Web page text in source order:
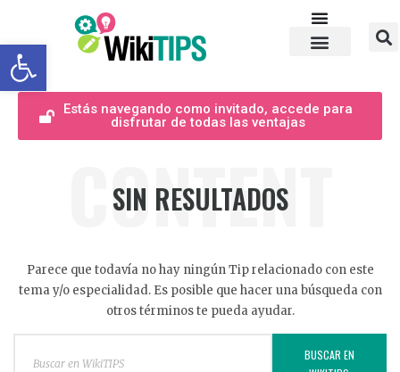
Abrir barra de herramientas
Estás navegando como invitado, accede para
disfrutar de todas las ventajas
CONTENT
SIN RESULTADOS
Parece que todavía no hay ningún Tip relacionado con este
tema y/o especialidad. Es posible que hacer una búsqueda con
otros términos te pueda ayudar.
BUSCAR EN